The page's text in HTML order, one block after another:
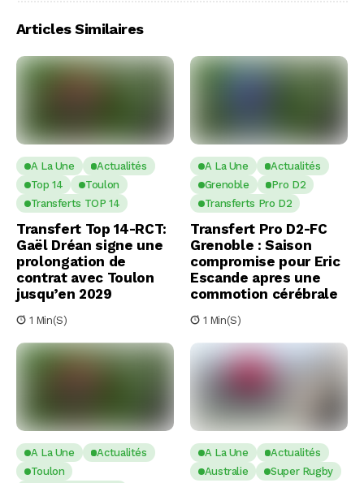
Articles Similaires
A La Une
Actualités
Top 14
Toulon
Transferts TOP 14
Transfert Top 14-RCT:
Gaël Dréan signe une
prolongation de
contrat avec Toulon
jusqu’en 2029
1 Min(s)
A La Une
Actualités
Grenoble
Pro D2
Transferts Pro D2
Transfert Pro D2-FC
Grenoble : Saison
compromise pour Eric
Escande apres une
commotion cérébrale
1 Min(s)
A La Une
Actualités
Toulon
A La Une
Actualités
Australie
Super Rugby